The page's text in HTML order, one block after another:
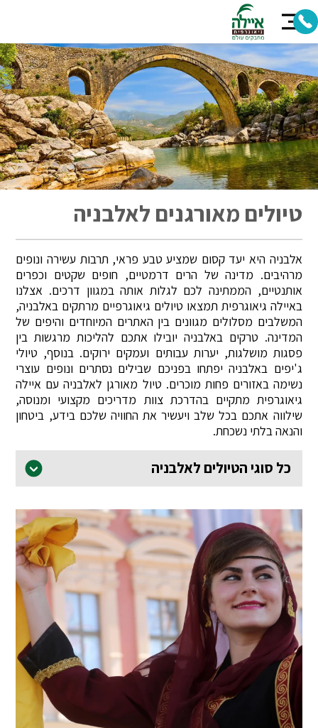
טיולים מאורגנים לאלבניה
אלבניה היא יעד קסום שמציע טבע פראי, תרבות עשירה ונופים
מרהיבים. מדינה של הרים דרמטיים, חופים שקטים וכפרים
אותנטיים, הממתינה לכם לגלות אותה במגוון דרכים. אצלנו
באיילה גיאוגרפית תמצאו טיולים גיאוגרפיים מרתקים באלבניה,
המשלבים מסלולים מגוונים בין האתרים המיוחדים והיפים של
המדינה. טרקים באלבניה יובילו אתכם להליכות מרגשות בין
פסגות מושלגות, יערות עבותים ועמקים ירוקים. בנוסף, טיולי
ג'יפים באלבניה יפתחו בפניכם שבילים נסתרים ונופים עוצרי
נשימה באזורים פחות מוכרים. טיול מאורגן לאלבניה עם איילה
גיאוגרפית מתקיים בהדרכת צוות מדריכים מקצועי ומנוסה,
שילווה אתכם בכל שלב ויעשיר את החוויה שלכם בידע, ביטחון
והנאה בלתי נשכחת.
כל סוגי הטיולים לאלבניה